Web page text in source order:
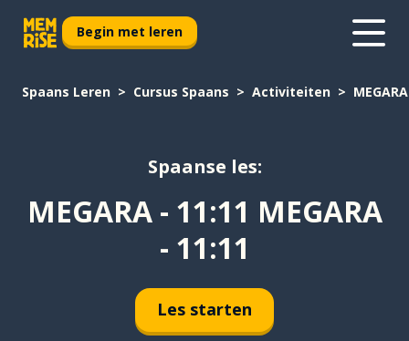
Begin met leren
Spaans Leren Cursus Spaans Activiteiten
Spaanse les:
MEGARA - 11:11 MEGARA
- 11:11
Les starten